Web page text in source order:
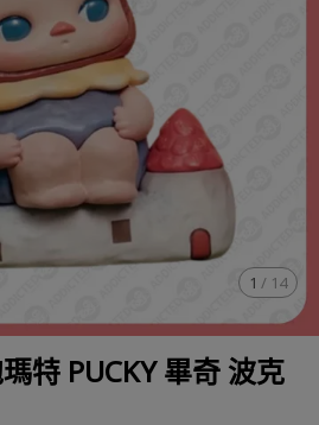
1 / 14
特 PUCKY 畢奇 波克